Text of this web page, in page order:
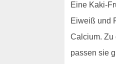
Eine Kaki-
Eiweiß und
Calcium. Zu
passen sie